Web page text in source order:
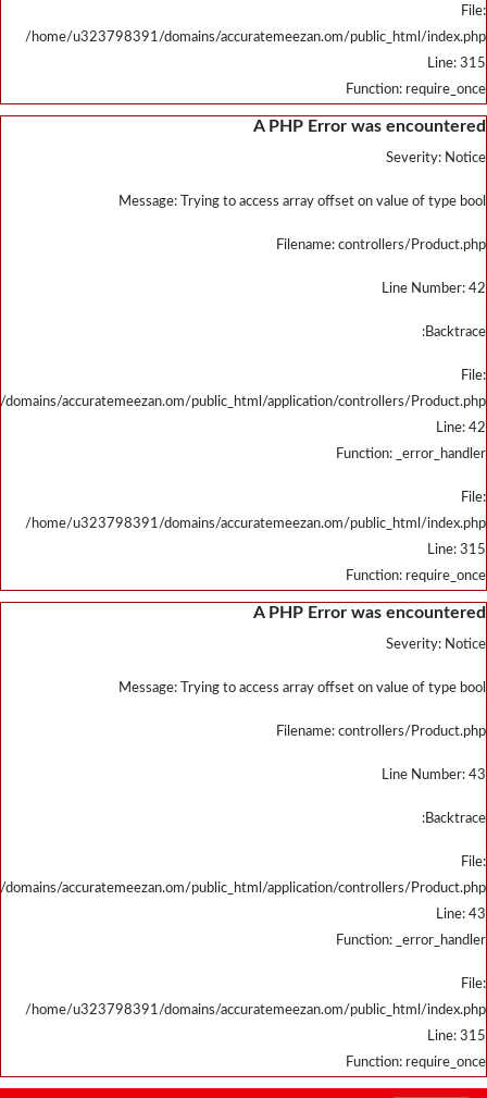
/
/home/u323798391/domains/
/
/home/u323798391/domains/
/